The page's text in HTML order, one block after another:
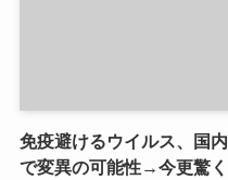
免疫避けるウイルス、国内
で変異の可能性→今更驚く